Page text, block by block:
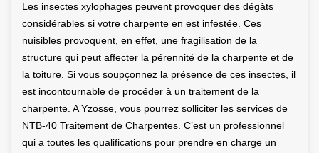
Les insectes xylophages peuvent provoquer des dégâts
considérables si votre charpente en est infestée. Ces
nuisibles provoquent, en effet, une fragilisation de la
structure qui peut affecter la pérennité de la charpente et de
la toiture. Si vous soupçonnez la présence de ces insectes, il
est incontournable de procéder à un traitement de la
charpente. A Yzosse, vous pourrez solliciter les services de
NTB-40 Traitement de Charpentes. C’est un professionnel
qui a toutes les qualifications pour prendre en charge un